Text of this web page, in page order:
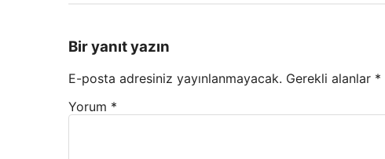
Bir yanıt yazın
E-posta adresiniz yayınlanmayacak. Gerekli alanlar *
Yorum *